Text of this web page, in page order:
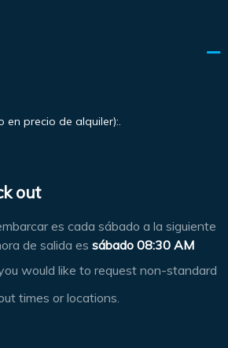
en precio de alquiler):.
out
es cada sábado a la siguiente
de salida es sábado 08:30 AM
would like to request non-standard
times or locations.